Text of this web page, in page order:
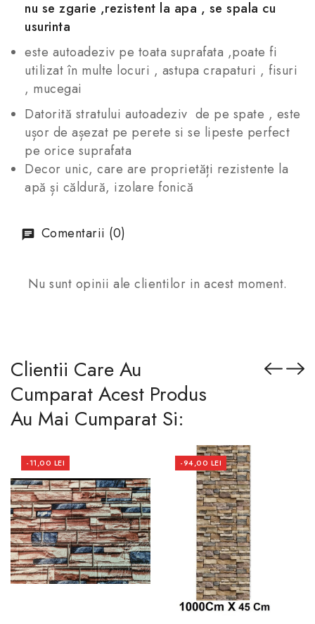
nu se zgarie ,rezistent la apa , se spala cu
usurinta
este autoadeziv pe toata suprafata ,poate fi
utilizat în multe locuri , astupa crapaturi , fisuri
, mucegai
Datorită stratului autoadeziv de pe spate , este
ușor de așezat pe perete si se lipeste perfect
pe orice suprafata
Decor unic, care are proprietăți rezistente la
apă și căldură, izolare fonică
Comentarii (0)
Nu sunt opinii ale clientilor in acest moment.
Clientii Care Au
Cumparat Acest Produs
Au Mai Cumparat Si:
-11,00 LEI -94,00 LEI